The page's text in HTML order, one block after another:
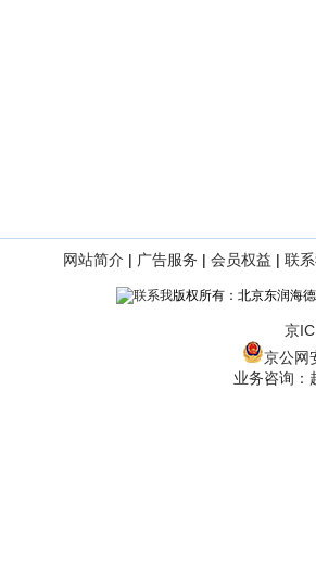
网站简介 | 广告服务 | 会员权益 | 联
版权所有：北京东润海
京
京公网
业务咨询：